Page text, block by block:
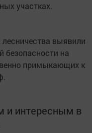
участках.
выявили
безопасности на
примыкающих к
и интересным в